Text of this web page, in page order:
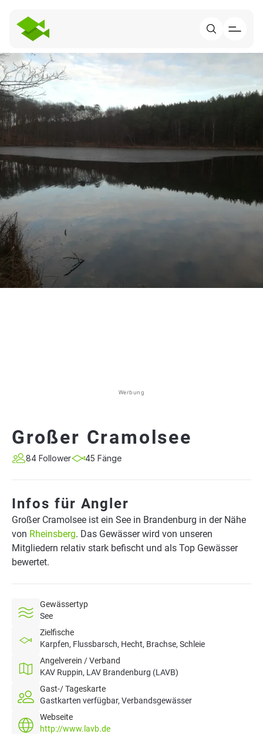
Werbung
Großer Cramolsee
84 Follower 45 Fänge
Infos für Angler
Großer Cramolsee ist ein See in Brandenburg in der Nähe
von Rheinsberg. Das Gewässer wird von unseren
Mitgliedern relativ stark befischt und als Top Gewässer
bewertet.
Gewässertyp
See
Zielfische
Karpfen, Flussbarsch, Hecht, Brachse, Schleie
Angelverein / Verband
KAV Ruppin, LAV Brandenburg (LAVB)
Gast-/ Tageskarte
Gastkarten verfügbar, Verbandsgewässer
Webseite
http://www.lavb.de